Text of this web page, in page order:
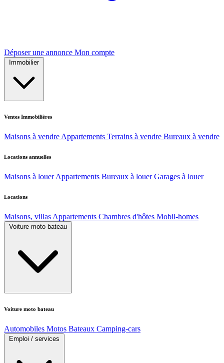
Déposer une annonce Mon compte
Immobilier
Ventes Immobilières
Maisons à vendre Appartements Terrains à vendre Bureaux à vendre
Locations annuelles
Maisons à louer Appartements Bureaux à louer Garages à louer
Locations
Maisons, villas Appartements Chambres d'hôtes Mobil-homes
Voiture moto bateau
Voiture moto bateau
Automobiles Motos Bateaux Camping-cars
Emploi / services